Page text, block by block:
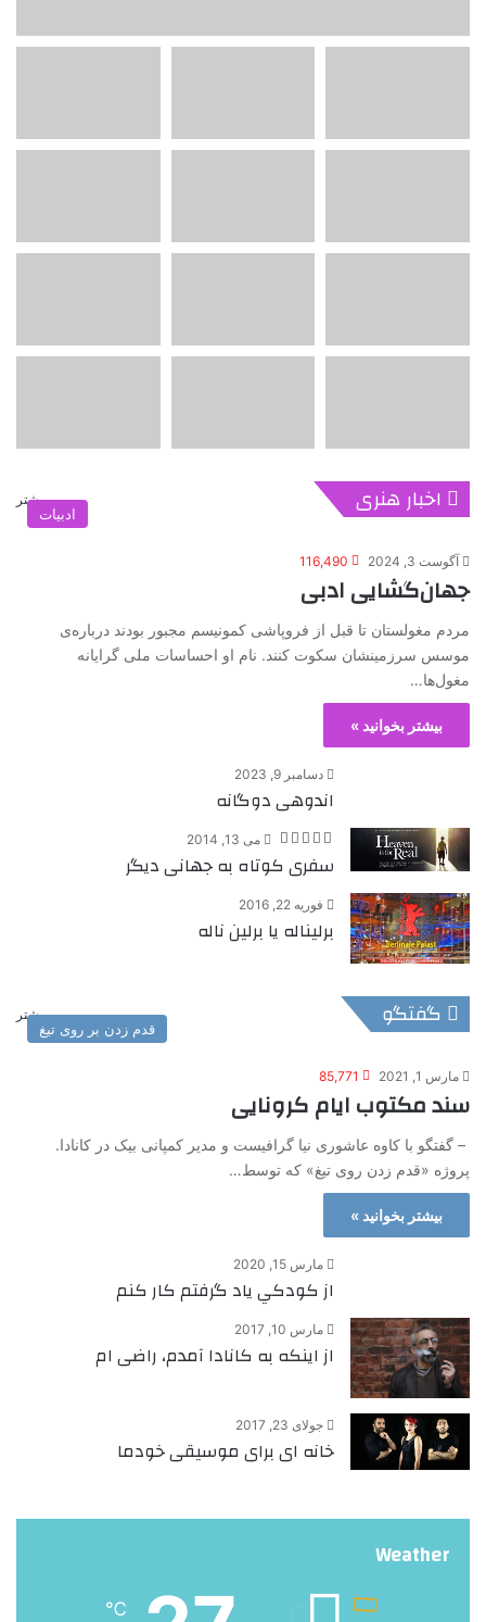
اخبار هنری بیشتر
ادبیات
آگوست 3, 2024 116,490
جهان‌گشایی ادبی
مردم مغولستان تا قبل از فروپاشی کمونیسم مجبور بودند درباره‌ی
موسس سرزمینشان سکوت کنند. نام او احساسات ملی گرایانه
مغول‌ها…
بیشتر بخوانید »
دسامبر 9, 2023
اندوهی دوگانه
می 13, 2014
سفری کوتاه به جهانی دیگر
فوریه 22, 2016
برلیناله یا برلین ناله
گفتگو بیشتر
قدم زدن بر روی تیغ
مارس 1, 2021 85,771
سند مکتوب ایام کرونایی
– گفتگو با کاوه عاشوری نیا گرافیست و مدیر کمپانی بیک در کانادا.
پروژه «قدم زدن روی تیغ» که توسط…
بیشتر بخوانید »
مارس 15, 2020
از كودكي ياد گرفتم كار كنم
مارس 10, 2017
از اینکه به کانادا آمدم، راضی ام
جولای 23, 2017
خانه ای برای موسیقی خودما
Weather
℃